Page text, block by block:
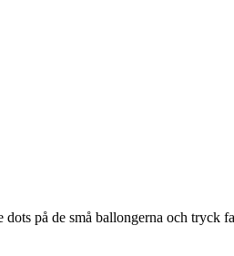
på de små ballongerna och tryck